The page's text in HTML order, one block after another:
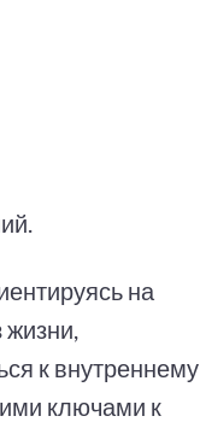
на
к внутреннему
ключами к